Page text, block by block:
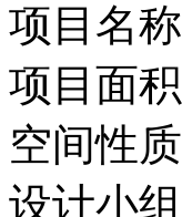
项目名
项目面
空间性
设计小